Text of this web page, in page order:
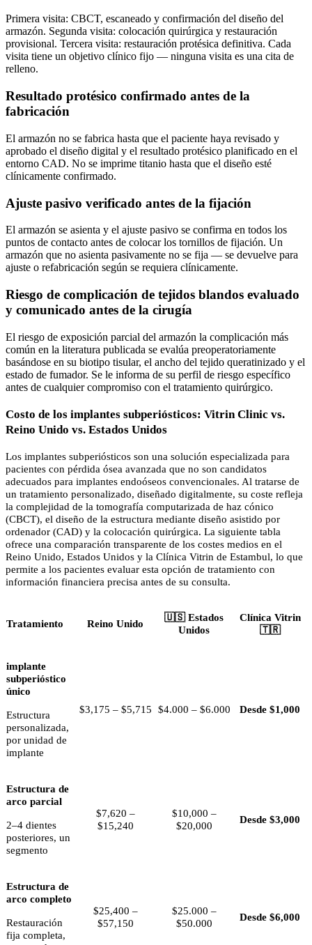
Primera visita: CBCT, escaneado y confirmación del diseño del
armazón. Segunda visita: colocación quirúrgica y restauración
provisional. Tercera visita: restauración protésica definitiva. Cada
visita tiene un objetivo clínico fijo — ninguna visita es una cita de
relleno.
Resultado protésico confirmado antes de la
fabricación
El armazón no se fabrica hasta que el paciente haya revisado y
aprobado el diseño digital y el resultado protésico planificado en el
entorno CAD. No se imprime titanio hasta que el diseño esté
clínicamente confirmado.
Ajuste pasivo verificado antes de la fijación
El armazón se asienta y el ajuste pasivo se confirma en todos los
puntos de contacto antes de colocar los tornillos de fijación. Un
armazón que no asienta pasivamente no se fija — se devuelve para
ajuste o refabricación según se requiera clínicamente.
Riesgo de complicación de tejidos blandos evaluado
y comunicado antes de la cirugía
El riesgo de exposición parcial del armazón la complicación más
común en la literatura publicada se evalúa preoperatoriamente
basándose en su biotipo tisular, el ancho del tejido queratinizado y el
estado de fumador. Se le informa de su perfil de riesgo específico
antes de cualquier compromiso con el tratamiento quirúrgico.
Costo de los implantes subperiósticos: Vitrin Clinic vs.
Reino Unido vs. Estados Unidos
Los implantes subperiósticos son una solución especializada para
pacientes con pérdida ósea avanzada que no son candidatos
adecuados para implantes endoóseos convencionales. Al tratarse de
un tratamiento personalizado, diseñado digitalmente, su coste refleja
la complejidad de la tomografía computarizada de haz cónico
(CBCT), el diseño de la estructura mediante diseño asistido por
ordenador (CAD) y la colocación quirúrgica. La siguiente tabla
ofrece una comparación transparente de los costes medios en el
Reino Unido, Estados Unidos y la Clínica Vitrin de Estambul, lo que
permite a los pacientes evaluar esta opción de tratamiento con
información financiera precisa antes de su consulta.
Tratamiento Reino Unido
🇺🇸 Estados
Unidos
Clínica Vitrin
🇹🇷
implante
subperióstico
único
Estructura
personalizada,
por unidad de
implante
$3,175 – $5,715 $4.000 – $6.000 Desde $1,000
Estructura de
arco parcial
2–4 dientes
posteriores, un
segmento
$7,620 –
$15,240
$10,000 –
$20,000
Desde $3,000
Estructura de
arco completo
Restauración
fija completa,
$25,400 –
$57,150
$25.000 –
$50.000
Desde $6,000